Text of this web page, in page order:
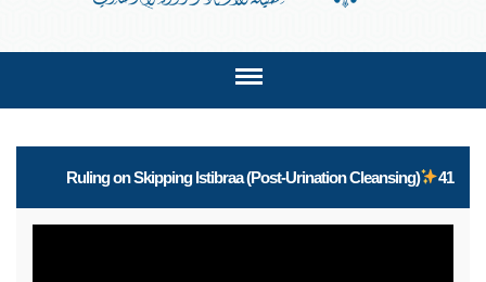
41
Ruling on Skipping Istibraa (Post-Urination Cleansing)